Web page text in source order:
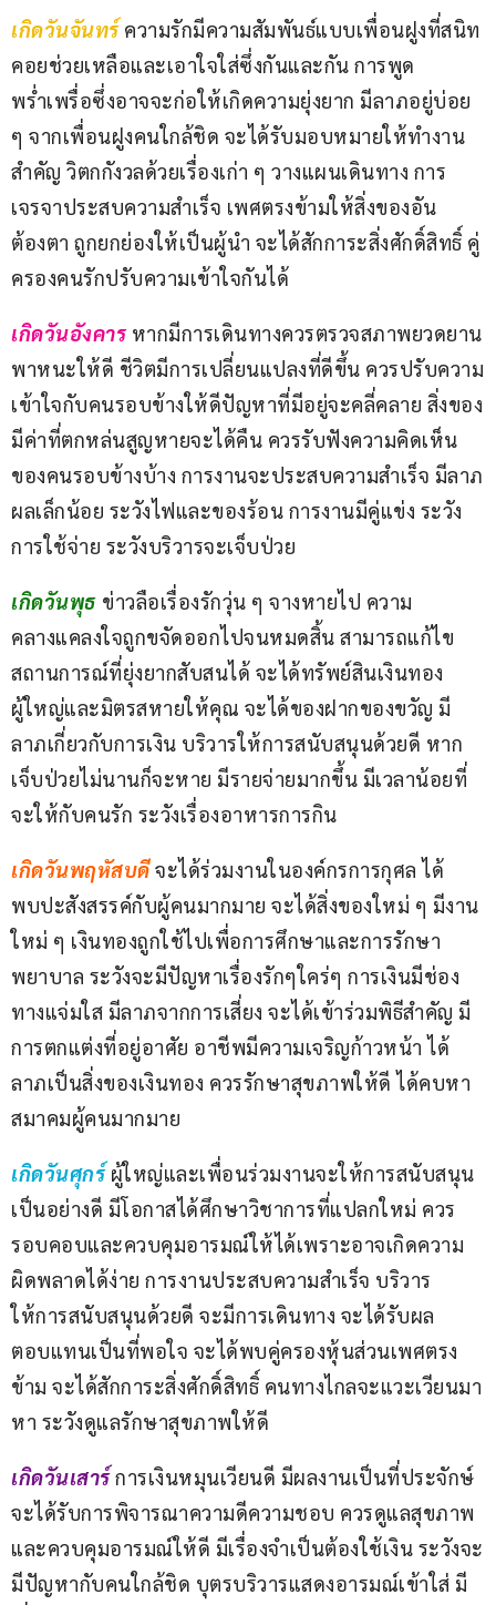
เกิดวันจันทร์ ความรักมีความสัมพันธ์แบบเพื่อนฝูงที่สนิท
คอยช่วยเหลือและเอาใจใส่ซึ่งกันและกัน การพูด
พร่ำเพรื่อซึ่งอาจจะก่อให้เกิดความยุ่งยาก มีลาภอยู่บ่อย
ๆ จากเพื่อนฝูงคนใกล้ชิด จะได้รับมอบหมายให้ทำงาน
สำคัญ วิตกกังวลด้วยเรื่องเก่า ๆ วางแผนเดินทาง การ
เจรจาประสบความสำเร็จ เพศตรงข้ามให้สิ่งของอัน
ต้องตา ถูกยกย่องให้เป็นผู้นำ จะได้สักการะสิ่งศักดิ์สิทธิ์ คู่
ครองคนรักปรับความเข้าใจกันได้
เกิดวันอังคาร หากมีการเดินทางควรตรวจสภาพยวดยาน
พาหนะให้ดี ชีวิตมีการเปลี่ยนแปลงที่ดีขึ้น ควรปรับความ
เข้าใจกับคนรอบข้างให้ดีปัญหาที่มีอยู่จะคลี่คลาย สิ่งของ
มีค่าที่ตกหล่นสูญหายจะได้คืน ควรรับฟังความคิดเห็น
ของคนรอบข้างบ้าง การงานจะประสบความสำเร็จ มีลาภ
ผลเล็กน้อย ระวังไฟและของร้อน การงานมีคู่แข่ง ระวัง
การใช้จ่าย ระวังบริวารจะเจ็บป่วย
เกิดวันพุธ ข่าวลือเรื่องรักวุ่น ๆ จางหายไป ความ
คลางแคลงใจถูกขจัดออกไปจนหมดสิ้น สามารถแก้ไข
สถานการณ์ที่ยุ่งยากสับสนได้ จะได้ทรัพย์สินเงินทอง
ผู้ใหญ่และมิตรสหายให้คุณ จะได้ของฝากของขวัญ มี
ลาภเกี่ยวกับการเงิน บริวารให้การสนับสนุนด้วยดี หาก
เจ็บป่วยไม่นานก็จะหาย มีรายจ่ายมากขึ้น มีเวลาน้อยที่
จะให้กับคนรัก ระวังเรื่องอาหารการกิน
เกิดวันพฤหัสบดี จะได้ร่วมงานในองค์กรการกุศล ได้
พบปะสังสรรค์กับผู้คนมากมาย จะได้สิ่งของใหม่ ๆ มีงาน
ใหม่ ๆ เงินทองถูกใช้ไปเพื่อการศึกษาและการรักษา
พยาบาล ระวังจะมีปัญหาเรื่องรักๆใคร่ๆ การเงินมีช่อง
ทางแจ่มใส มีลาภจากการเสี่ยง จะได้เข้าร่วมพิธีสำคัญ มี
การตกแต่งที่อยู่อาศัย อาชีพมีความเจริญก้าวหน้า ได้
ลาภเป็นสิ่งของเงินทอง ควรรักษาสุขภาพให้ดี ได้คบหา
สมาคมผู้คนมากมาย
เกิดวันศุกร์ ผู้ใหญ่และเพื่อนร่วมงานจะให้การสนับสนุน
เป็นอย่างดี มีโอกาสได้ศึกษาวิชาการที่แปลกใหม่ ควร
รอบคอบและควบคุมอารมณ์ให้ได้เพราะอาจเกิดความ
ผิดพลาดได้ง่าย การงานประสบความสำเร็จ บริวาร
ให้การสนับสนุนด้วยดี จะมีการเดินทาง จะได้รับผล
ตอบแทนเป็นที่พอใจ จะได้พบคู่ครองหุ้นส่วนเพศตรง
ข้าม จะได้สักการะสิ่งศักดิ์สิทธิ์ คนทางไกลจะแวะเวียนมา
หา ระวังดูแลรักษาสุขภาพให้ดี
เกิดวันเสาร์การเงินหมุนเวียนดี มีผลงานเป็นที่ประจักษ์
จะได้รับการพิจารณาความดีความชอบ ควรดูแลสุขภาพ
และควบคุมอารมณ์ให้ดี มีเรื่องจำเป็นต้องใช้เงิน ระวังจะ
มีปัญหากับคนใกล้ชิด บุตรบริวารแสดงอารมณ์เข้าใส่ มี